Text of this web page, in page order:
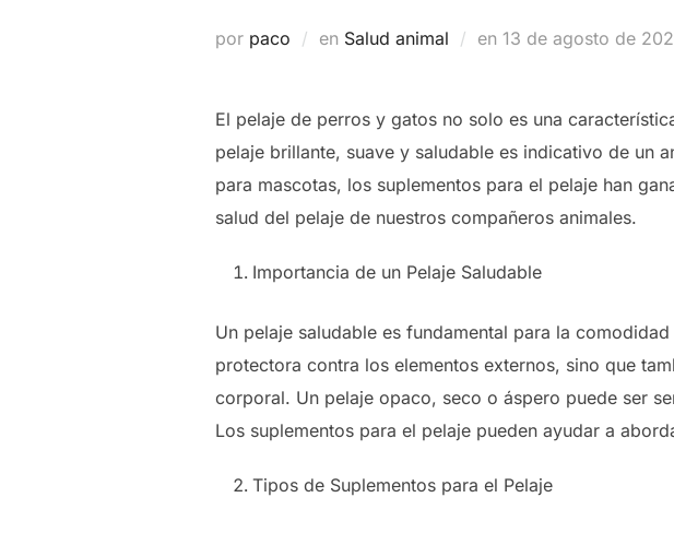
por paco en Salud animal en Publicado
13 de agosto de
El pelaje de perros y gatos no solo es una
pelaje brillante, suave y saludable es indicativo de un
para mascotas, los suplementos para el pelaje han
salud del pelaje de nuestros compañeros animales.
Importancia de un Pelaje Saludable
Un pelaje saludable es fundamental para la
protectora contra los elementos externos, sino que
corporal. Un pelaje opaco, seco o áspero puede ser
Los suplementos para el pelaje pueden ayudar a
Tipos de Suplementos para el Pelaje